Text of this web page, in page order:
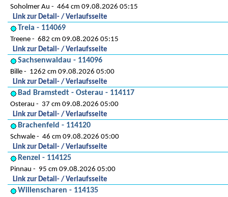
Soholmer Au
464 cm 09.08.2026 05:15
Link zur Detail- / Verlaufsseite
Treia - 114069
Treene
682 cm 09.08.2026 05:15
Link zur Detail- / Verlaufsseite
Sachsenwaldau - 114096
Bille
1262 cm 09.08.2026 05:00
Link zur Detail- / Verlaufsseite
Bad Bramstedt - Osterau - 114117
Osterau
37 cm 09.08.2026 05:00
Link zur Detail- / Verlaufsseite
Brachenfeld - 114120
Schwale
46 cm 09.08.2026 05:00
Link zur Detail- / Verlaufsseite
Renzel - 114125
Pinnau
95 cm 09.08.2026 05:00
Link zur Detail- / Verlaufsseite
Willenscharen - 114135